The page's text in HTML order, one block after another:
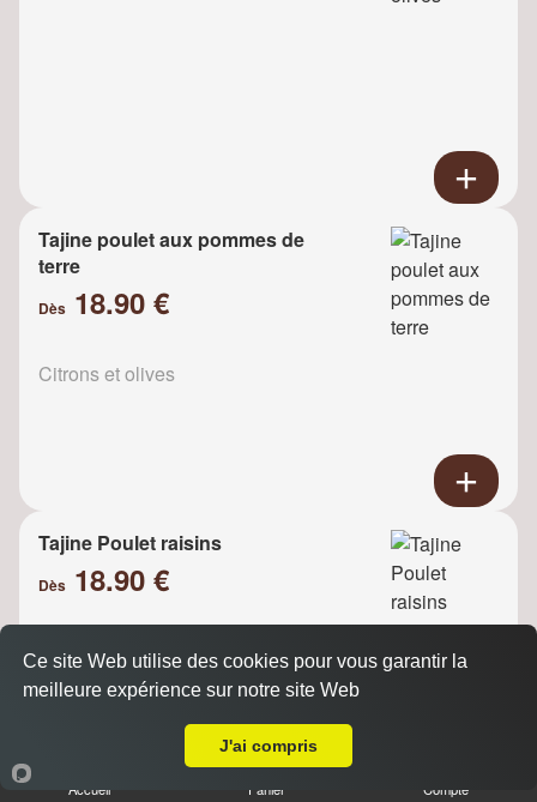
Tajine poulet aux pommes de
terre
Dès 18.90 €
Citrons et olives
Tajine Poulet raisins
Dès 18.90 €
Oignons
Accueil Panier Compte
Ce site Web utilise des cookies pour vous garantir la
meilleure expérience sur notre site Web
J'ai compris